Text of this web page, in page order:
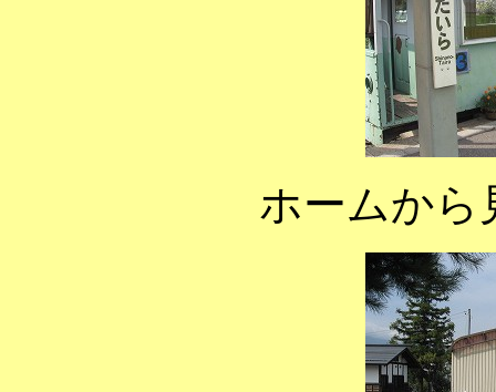
ホームから